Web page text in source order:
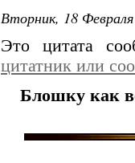
Вторник, 18
Это цитата
цитатник или
Блошку как